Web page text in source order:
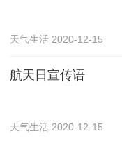
天气生活 2020-12-15
航天日宣传语
天气生活 2020-12-15